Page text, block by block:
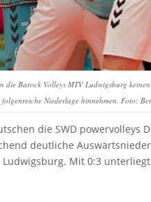
die Barock Volleys MTV Ludwigsburg
folgenreiche Niederlage hinnehmen. Foto:
die SWD powervolleys
deutliche
Mit 0:3